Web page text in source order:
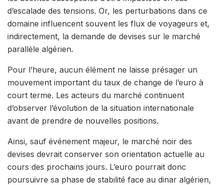
d’escalade des tensions. Or, les perturbations dans ce
domaine influencent souvent les flux de voyageurs et,
indirectement, la demande de devises sur le marché
parallèle algérien.
Pour l’heure, aucun élément ne laisse présager un
mouvement important du taux de change de l’euro à
court terme. Les acteurs du marché continuent
d’observer l’évolution de la situation internationale
avant de prendre de nouvelles positions.
Ainsi, sauf événement majeur, le marché noir des
devises devrait conserver son orientation actuelle au
cours des prochains jours. L’euro pourrait donc
poursuivre sa phase de stabilité face au dinar algérien,